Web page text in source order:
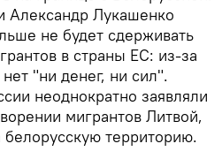
Александр Лукашенко
не будет сдерживать
в страны ЕС: из-за
"ни денег, ни сил".
неоднократно заявляли
мигрантов Литвой,
территорию.